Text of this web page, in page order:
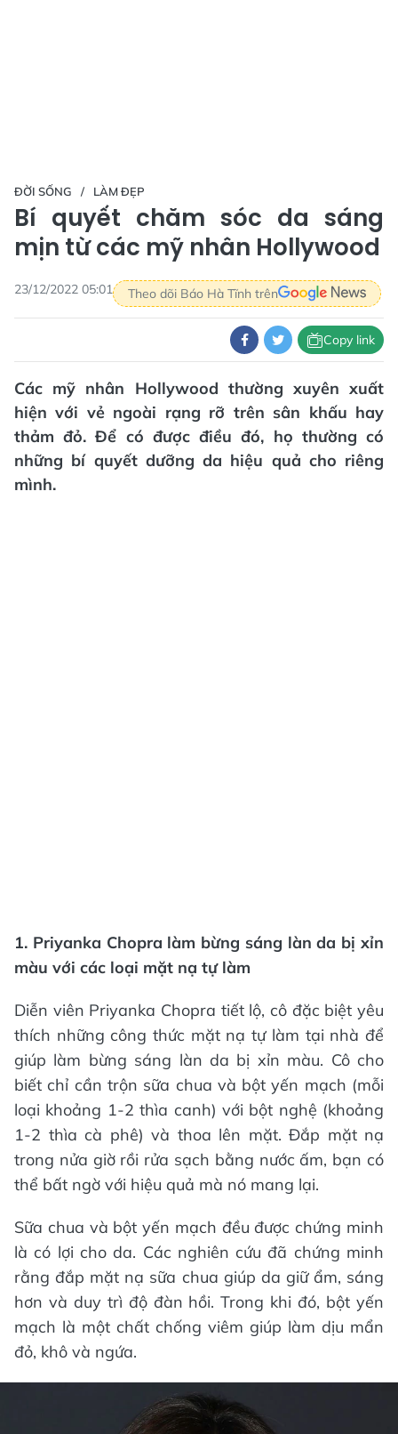
ĐỜI SỐNG LÀM ĐẸP
Bí quyết chăm sóc da sáng
mịn từ các mỹ nhân Hollywood
23/12/2022 05:01 Theo dõi Báo Hà Tĩnh trên
Copy link
Các mỹ nhân Hollywood thường xuyên xuất
hiện với vẻ ngoài rạng rỡ trên sân khấu hay
thảm đỏ. Để có được điều đó, họ thường có
những bí quyết dưỡng da hiệu quả cho riêng
mình.
1. Priyanka Chopra làm bừng sáng làn da bị xỉn
màu với các loại mặt nạ tự làm
Diễn viên Priyanka Chopra tiết lộ, cô đặc biệt yêu
thích những công thức mặt nạ tự làm tại nhà để
giúp làm bừng sáng làn da bị xỉn màu. Cô cho
biết chỉ cần trộn sữa chua và bột yến mạch (mỗi
loại khoảng 1-2 thìa canh) với bột nghệ (khoảng
1-2 thìa cà phê) và thoa lên mặt. Đắp mặt nạ
trong nửa giờ rồi rửa sạch bằng nước ấm, bạn có
là có lợi cho da. Các nghiên cứu đã chứng minh
rằng đắp mặt nạ sữa chua giúp da giữ ẩm, sáng
hơn và duy trì độ đàn hồi. Trong khi đó, bột yến
mạch là một chất chống viêm giúp làm dịu mẩn
đỏ, khô và ngứa.